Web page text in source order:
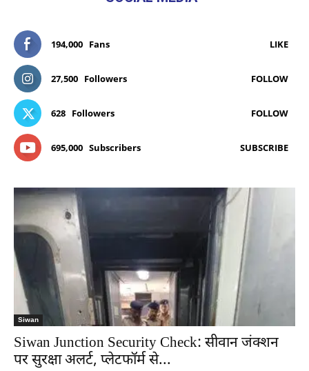
194,000 Fans LIKE
27,500 Followers FOLLOW
628 Followers FOLLOW
695,000 Subscribers SUBSCRIBE
Siwan
Siwan Junction Security Check: सीवान जंक्शन
पर सुरक्षा अलर्ट, प्लेटफॉर्म से...